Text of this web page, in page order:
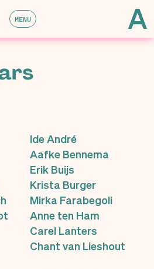
MENU
Ide André
Aafke Bennema
Erik Buijs
Krista Burger
Mirka Farabegoli
Anne ten Ham
Carel Lanters
Chant van Lieshout